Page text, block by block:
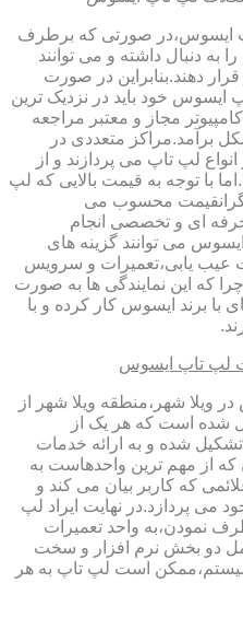
ایسوس،در صورتی که برطرف
به دنبال داشته و می توانند
دهند.بنابراین در صورت
خود باید در نزدیک ترین
مجاز و معتبر مراجعه
برآمد.مراکز متعددی در
لپ تاپ می پردازند و از
با توجه به قیمت بالایی که لپ
گرانقیمت محسوب می
حرفه ای و تخصصی انجام
می توانند گزینه های
عیب یابی،تعمیرات و سرویس
که این نمایندگی ها به صورت
برند ایسوس کار کرده و با
لپ تاپ ایسوس
ویلا شهر،منطقه ویلا شهر از
شده است که هر یک از
شده و به ارائه خدمات
که از مهم ترین واحدهاست به
که کاربر بیان می کند و
می پردازد.در نهایت ایراد لپ
نمودن،به واحد تعمیرات
دو بخش نرم افزار و سخت
سیستم،ممکن است لپ تاپ به هر